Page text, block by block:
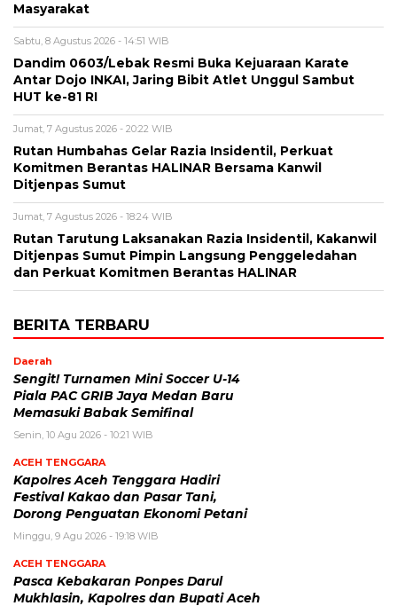
Masyarakat
Sabtu, 8 Agustus 2026 - 14:51 WIB
Dandim 0603/Lebak Resmi Buka Kejuaraan Karate
Antar Dojo INKAI, Jaring Bibit Atlet Unggul Sambut
HUT ke-81 RI
Jumat, 7 Agustus 2026 - 20:22 WIB
Rutan Humbahas Gelar Razia Insidentil, Perkuat
Komitmen Berantas HALINAR Bersama Kanwil
Ditjenpas Sumut
Jumat, 7 Agustus 2026 - 18:24 WIB
Rutan Tarutung Laksanakan Razia Insidentil, Kakanwil
Ditjenpas Sumut Pimpin Langsung Penggeledahan
dan Perkuat Komitmen Berantas HALINAR
BERITA TERBARU
Daerah
Sengit! Turnamen Mini Soccer U-14
Piala PAC GRIB Jaya Medan Baru
Memasuki Babak Semifinal
Senin, 10 Agu 2026 - 10:21 WIB
ACEH TENGGARA
Kapolres Aceh Tenggara Hadiri
Festival Kakao dan Pasar Tani,
Dorong Penguatan Ekonomi Petani
Minggu, 9 Agu 2026 - 19:18 WIB
ACEH TENGGARA
Pasca Kebakaran Ponpes Darul
Mukhlasin, Kapolres dan Bupati Aceh